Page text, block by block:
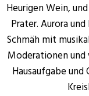
Heurigen Wein,
Prater. Aurora
Schmäh mit
Moderationen
Hausaufgabe und